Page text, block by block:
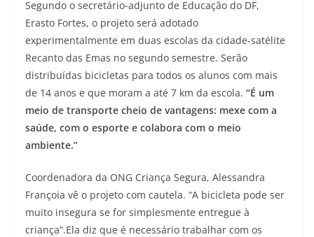
Segundo o secretário-adjunto de Educação do DF,
Erasto Fortes, o projeto será adotado
experimentalmente em duas escolas da cidade-satélite
Recanto das Emas no segundo semestre. Serão
distribuídas bicicletas para todos os alunos com mais
de 14 anos e que moram a até 7 km da escola. “É um
meio de transporte cheio de vantagens: mexe com a
saúde, com o esporte e colabora com o meio
ambiente.”
Coordenadora da ONG Criança Segura, Alessandra
Françoia vê o projeto com cautela. “A bicicleta pode ser
muito insegura se for simplesmente entregue à
criança”.Ela diz que é necessário trabalhar com os